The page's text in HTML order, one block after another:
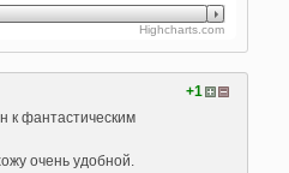
Highcharts.com
+1
к фантастическим
очень удобной.